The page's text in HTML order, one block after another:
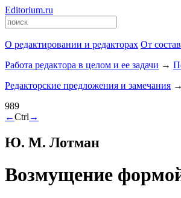
Editorium.ru
О редактировании и редакторах От
Работа редактора в целом и ее задачи →
Редакторские предложения и замечания →
989
←Ctrl →
Ю. М. Лотман
Возмущение